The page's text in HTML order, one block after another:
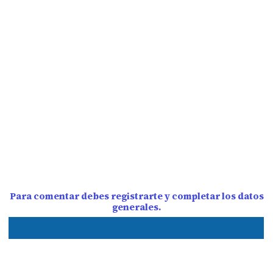
Para comentar debes registrarte y completar los datos
generales.